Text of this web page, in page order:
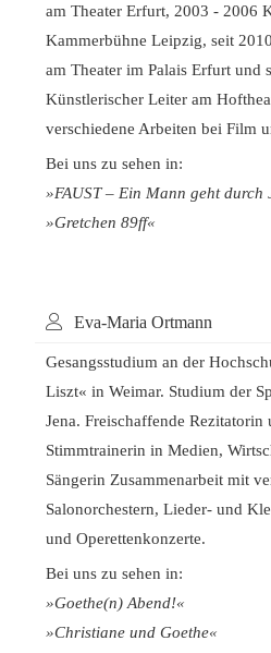
am Theater Erfurt, 2003 - 2006
Kammerbühne Leipzig, seit
am Theater im Palais Erfurt und
Künstlerischer Leiter am
verschiedene Arbeiten bei Film
Bei uns zu sehen in:
»FAUST – Ein Mann geht durch
»Gretchen 89ff«
Eva-Maria Ortmann
Gesangsstudium an der
Liszt« in Weimar. Studium der
Jena. Freischaffende Rezitatorin
Stimmtrainerin in Medien,
Sängerin Zusammenarbeit mit
Salonorchestern, Lieder- und
und Operettenkonzerte.
Bei uns zu sehen in:
»Goethe(n) Abend!«
»Christiane und Goethe«